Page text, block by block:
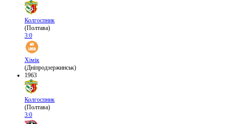
Колгоспник
(Полтава)
3:0
Хімік
(Дніпродзержинськ)
1963
Колгоспник
(Полтава)
3:0